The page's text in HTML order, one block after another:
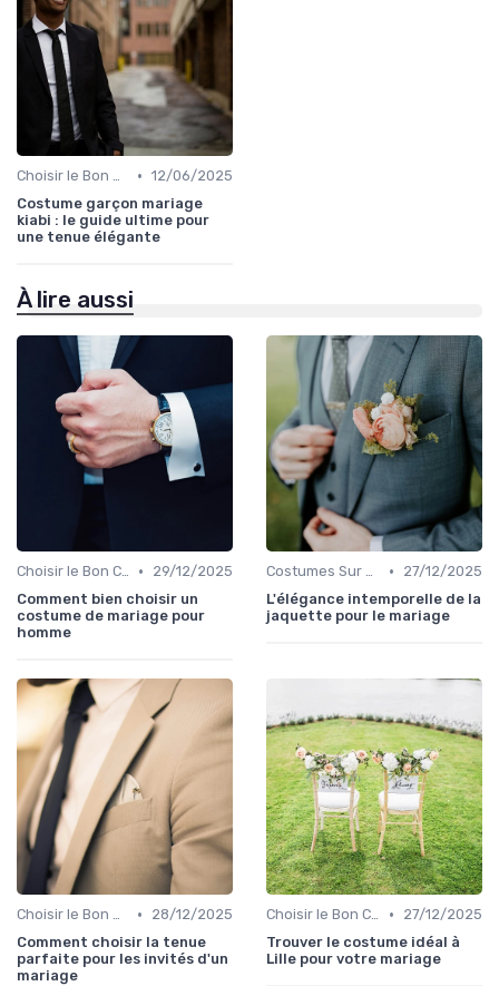
Choisir le Bon Costume • 12/06/2025
Costume garçon mariage
kiabi : le guide ultime pour
une tenue élégante
À lire aussi
Choisir le Bon Costume •
29/12/2025
Comment bien choisir un
costume de mariage pour
homme
Costumes Sur Mesure •
27/12/2025
L'élégance intemporelle de la
jaquette pour le mariage
Choisir le Bon Costume •
28/12/2025
Comment choisir la tenue
parfaite pour les invités d'un
mariage
Choisir le Bon Costume •
27/12/2025
Trouver le costume idéal à
Lille pour votre mariage